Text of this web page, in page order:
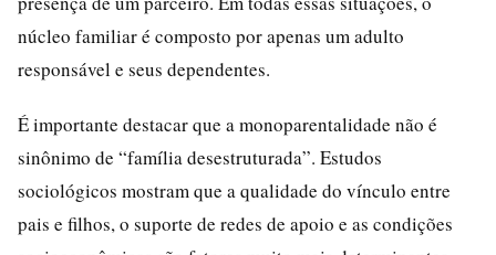
núcleo familiar é composto por apenas um adulto
responsável e seus dependentes.
É importante destacar que a monoparentalidade não é
sinônimo de “família desestruturada”. Estudos
sociológicos mostram que a qualidade do vínculo entre
pais e filhos, o suporte de redes de apoio e as condições